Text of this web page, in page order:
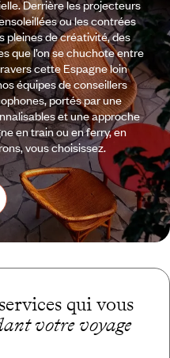
Derrière les projecteurs
ou les contrées
pleines de créativité, des
que l’on se chuchote entre
cette Espagne loin
équipes de conseillers
portés par une
et une approche
en train ou en ferry, en
vous choisissez.
qui vous
votre voyage